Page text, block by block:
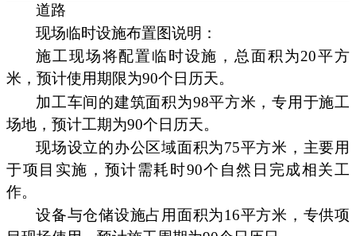
道路
现场临时设施布置图说明：
施工现场将配置临时设施，总面积为20平方
米，预计使用期限为90个日历天。
加工车间的建筑面积为98平方米，专用于施工
场地，预计工期为90个日历天。
现场设立的办公区域面积为75平方米，主要用
于项目实施，预计需耗时90个自然日完成相关工
作。
设备与仓储设施占用面积为16平方米，专供项